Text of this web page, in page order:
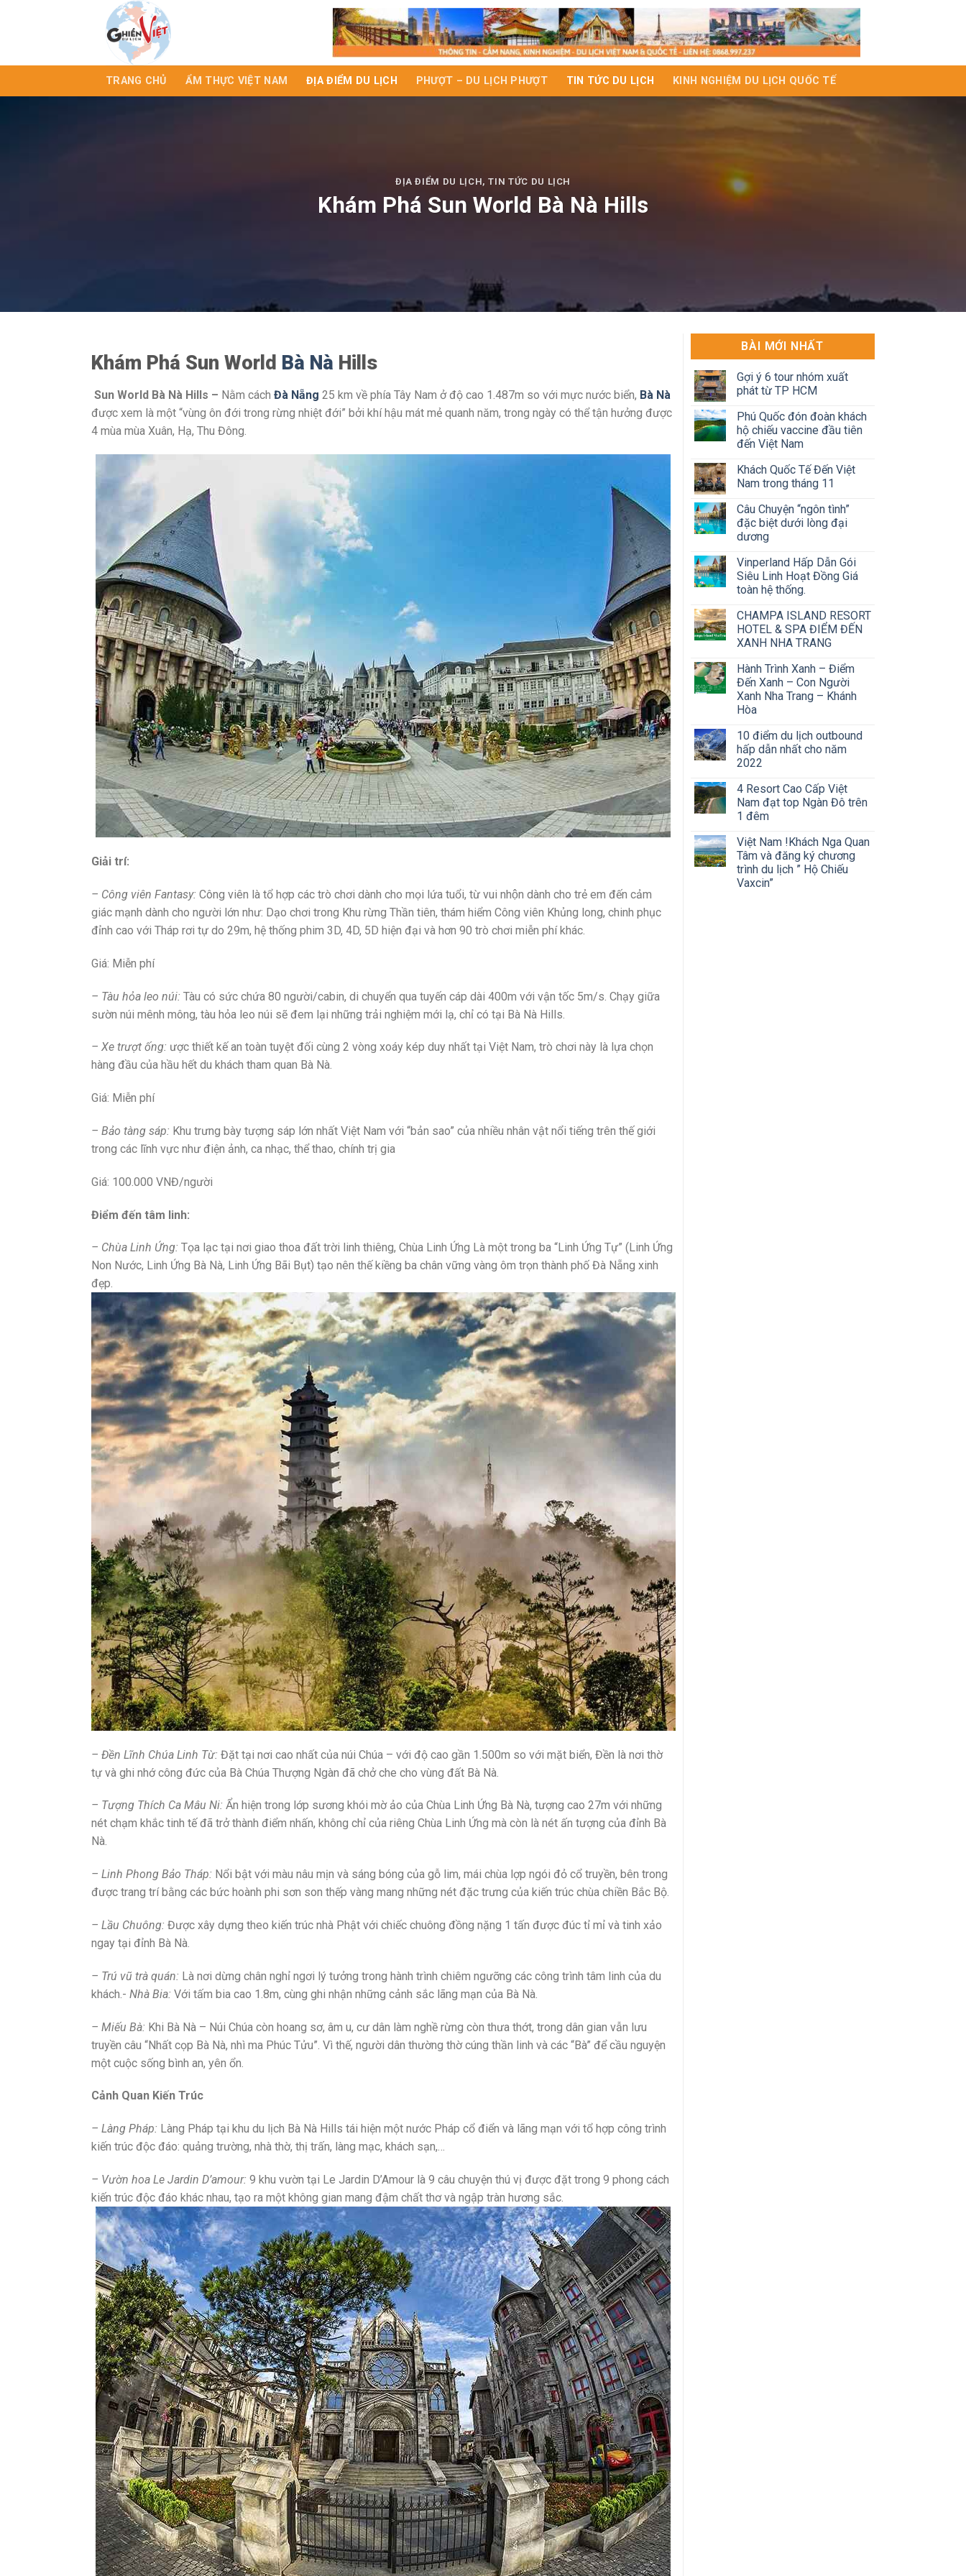
TRANG CHỦ ẨM THỰC VIỆT NAM ĐỊA ĐIỂM DU LỊCH PHƯỢT – DU LỊCH PHƯỢT TIN TỨC DU LỊCH KINH NGHIỆM DU LỊCH QUỐC TẾ
ĐỊA ĐIỂM DU LỊCH,TIN TỨC DU LỊCH
Khám Phá Sun World Bà Nà Hills
Khám Phá Sun World Bà Nà Hills
Sun World Bà Nà Hills – Nằm cách Đà Nẵng 25 km về phía Tây Nam ở độ cao 1.487m so với mực nước biển, Bà Nà
được xem là một “vùng ôn đới trong rừng nhiệt đới” bởi khí hậu mát mẻ quanh năm, trong ngày có thể tận hưởng được
4 mùa mùa Xuân, Hạ, Thu Đông.
Giải trí:
– Công viên Fantasy: Công viên là tổ hợp các trò chơi dành cho mọi lứa tuổi, từ vui nhộn dành cho trẻ em đến cảm
giác mạnh dành cho người lớn như: Dạo chơi trong Khu rừng Thần tiên, thám hiểm Công viên Khủng long, chinh phục
đỉnh cao với Tháp rơi tự do 29m, hệ thống phim 3D, 4D, 5D hiện đại và hơn 90 trò chơi miễn phí khác.
Giá: Miễn phí
– Tàu hỏa leo núi: Tàu có sức chứa 80 người/cabin, di chuyển qua tuyến cáp dài 400m với vận tốc 5m/s. Chạy giữa
sườn núi mênh mông, tàu hỏa leo núi sẽ đem lại những trải nghiệm mới lạ, chỉ có tại Bà Nà Hills.
– Xe trượt ống: ược thiết kế an toàn tuyệt đối cùng 2 vòng xoáy kép duy nhất tại Việt Nam, trò chơi này là lựa chọn
hàng đầu của hầu hết du khách tham quan Bà Nà.
Giá: Miễn phí
– Bảo tàng sáp: Khu trưng bày tượng sáp lớn nhất Việt Nam với “bản sao” của nhiều nhân vật nổi tiếng trên thế giới
trong các lĩnh vực như điện ảnh, ca nhạc, thể thao, chính trị gia
Giá: 100.000 VNĐ/người
Điểm đến tâm linh:
– Chùa Linh Ứng: Tọa lạc tại nơi giao thoa đất trời linh thiêng, Chùa Linh Ứng Là một trong ba “Linh Ứng Tự” (Linh Ứng
Non Nước, Linh Ứng Bà Nà, Linh Ứng Bãi Bụt) tạo nên thế kiềng ba chân vững vàng ôm trọn thành phố Đà Nẵng xinh
đẹp.
– Đền Lĩnh Chúa Linh Từ: Đặt tại nơi cao nhất của núi Chúa – với độ cao gần 1.500m so với mặt biển, Đền là nơi thờ
tự và ghi nhớ công đức của Bà Chúa Thượng Ngàn đã chở che cho vùng đất Bà Nà.
– Tượng Thích Ca Mâu Ni: Ẩn hiện trong lớp sương khói mờ ảo của Chùa Linh Ứng Bà Nà, tượng cao 27m với những
nét chạm khắc tinh tế đã trở thành điểm nhấn, không chỉ của riêng Chùa Linh Ứng mà còn là nét ấn tượng của đỉnh Bà
Nà.
– Linh Phong Bảo Tháp: Nổi bật với màu nâu mịn và sáng bóng của gỗ lim, mái chùa lợp ngói đỏ cổ truyền, bên trong
được trang trí bằng các bức hoành phi sơn son thếp vàng mang những nét đặc trưng của kiến trúc chùa chiền Bắc Bộ.
– Lầu Chuông: Được xây dựng theo kiến trúc nhà Phật với chiếc chuông đồng nặng 1 tấn được đúc tỉ mỉ và tinh xảo
ngay tại đỉnh Bà Nà.
– Trú vũ trà quán: Là nơi dừng chân nghỉ ngơi lý tưởng trong hành trình chiêm ngưỡng các công trình tâm linh của du
khách.- Nhà Bia: Với tấm bia cao 1.8m, cùng ghi nhận những cảnh sắc lãng mạn của Bà Nà.
– Miếu Bà: Khi Bà Nà – Núi Chúa còn hoang sơ, âm u, cư dân làm nghề rừng còn thưa thớt, trong dân gian vẫn lưu
truyền câu “Nhất cọp Bà Nà, nhì ma Phúc Tửu”. Vì thế, người dân thường thờ cúng thần linh và các “Bà” để cầu nguyện
một cuộc sống bình an, yên ổn.
Cảnh Quan Kiến Trúc
– Làng Pháp: Làng Pháp tại khu du lịch Bà Nà Hills tái hiện một nước Pháp cổ điển và lãng mạn với tổ hợp công trình
kiến trúc độc đáo: quảng trường, nhà thờ, thị trấn, làng mạc, khách sạn,…
– Vườn hoa Le Jardin D’amour: 9 khu vườn tại Le Jardin D’Amour là 9 câu chuyện thú vị được đặt trong 9 phong cách
kiến trúc độc đáo khác nhau, tạo ra một không gian mang đậm chất thơ và ngập tràn hương sắc.
BÀI MỚI NHẤT
Gợi ý 6 tour nhóm xuất
phát từ TP HCM
Phú Quốc đón đoàn khách
hộ chiếu vaccine đầu tiên
đến Việt Nam
Khách Quốc Tế Đến Việt
Nam trong tháng 11
Câu Chuyện “ngôn tình”
đặc biệt dưới lòng đại
dương
Vinperland Hấp Dẫn Gói
Siêu Linh Hoạt Đồng Giá
toàn hệ thống.
CHAMPA ISLAND RESORT
HOTEL & SPA ĐIỂM ĐẾN
XANH NHA TRANG
Hành Trình Xanh – Điểm
Đến Xanh – Con Người
Xanh Nha Trang – Khánh
Hòa
10 điểm du lịch outbound
hấp dẫn nhất cho năm
2022
4 Resort Cao Cấp Việt
Nam đạt top Ngàn Đô trên
1 đêm
Việt Nam !Khách Nga Quan
Tâm và đăng ký chương
trình du lịch ” Hộ Chiếu
Vaxcin”